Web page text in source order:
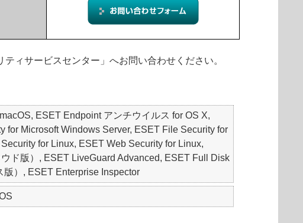
ィサービスセンター」へお問い合わせください。
ESET Endpoint アンチウイルス for OS X,
for Microsoft Windows Server, ESET File Security for
for Linux, ESET Web Security for Linux,
ド版）, ESET LiveGuard Advanced, ESET Full Disk
）, ESET Enterprise Inspector